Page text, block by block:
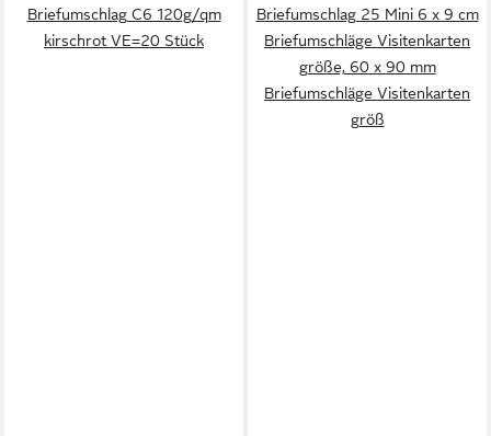
Briefumschlag C6 120g/qm
kirschrot VE=20 Stück
Briefumschlag 25 Mini 6 x 9 cm
Briefumschläge Visitenkarten
größe, 60 x 90 mm
Briefumschläge Visitenkarten
größ